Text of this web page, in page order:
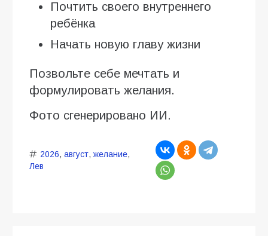
Почтить своего внутреннего
ребёнка
Начать новую главу жизни
Позвольте себе мечтать и
формулировать желания.
Фото сгенерировано ИИ.
2026, август, желание,
Лев